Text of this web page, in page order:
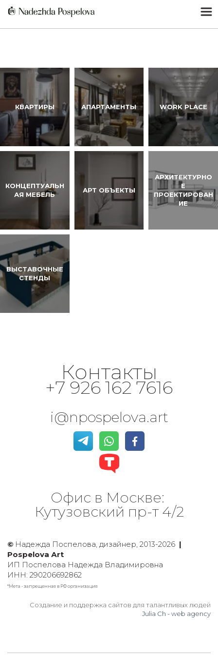
КВАРТИРЫ АПАРТАМЕНТЫ WORK PLAСE
КОНЦЕПТУАЛЬН
АЯ МЕБЕЛЬ
АРТ ОБЪЕКТЫ
АРХИТЕКТУРНО
Е
ПРОЕКТИРОВАН
ИЕ
ВЫСТАВОЧНЫЕ
СТЕНДЫ
Контакты
+7 926 162 7616
i@npospelova.art
Офис в Москве:
Кутузовский пр-т 4/2
© Надежда Поспелова, дизайнер, 2013-2026 |
Рospelova Аrt
ИП Поспелова Надежда Владимировна
ИНН: 290206692862
*Мета - запрещенная в РФ организация
Создание и поддержка сайтов для талантливых людей
Julia Ch - web agency